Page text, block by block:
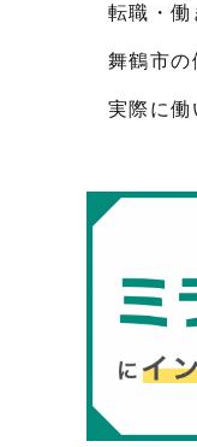
転職・働
舞鶴市の
実際に働